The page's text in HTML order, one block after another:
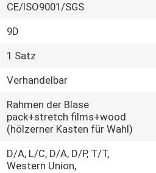
CE/ISO9001/SGS
9D
1 Satz
Verhandelbar
Rahmen der Blase
pack+stretch films+wood
(hölzerner Kasten für Wahl)
D/A, L/C, D/A, D/P, T/T,
Western Union,